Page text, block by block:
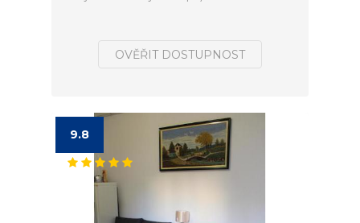
OVĚŘIT DOSTUPNOST
9.8